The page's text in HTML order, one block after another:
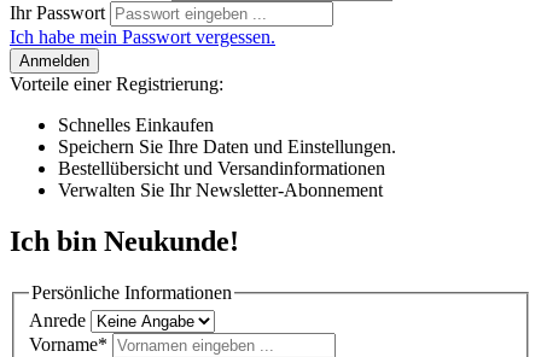
Ihr Passwort
Ich habe mein Passwort vergessen.
Anmelden
Vorteile einer Registrierung:
Schnelles Einkaufen
Speichern Sie Ihre Daten und Einstellungen.
Bestellübersicht und Versandinformationen
Verwalten Sie Ihr Newsletter-Abonnement
Ich bin Neukunde!
Persönliche Informationen
Anrede
Vorname*